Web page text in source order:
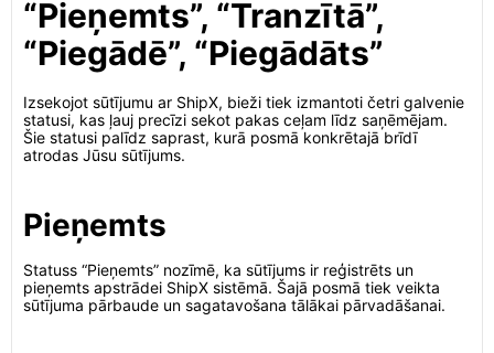
“Pieņemts”, “Tranzītā”,
“Piegādē”, “Piegādāts”
Izsekojot sūtījumu ar ShipX, bieži tiek izmantoti četri galvenie
statusi, kas ļauj precīzi sekot pakas ceļam līdz saņēmējam.
Šie statusi palīdz saprast, kurā posmā konkrētajā brīdī
atrodas Jūsu sūtījums.
Pieņemts
Statuss “Pieņemts” nozīmē, ka sūtījums ir reģistrēts un
pieņemts apstrādei ShipX sistēmā. Šajā posmā tiek veikta
sūtījuma pārbaude un sagatavošana tālākai pārvadāšanai.